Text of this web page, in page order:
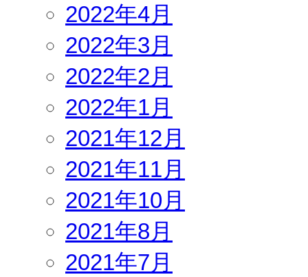
2022年4月
2022年3月
2022年2月
2022年1月
2021年12月
2021年11月
2021年10月
2021年8月
2021年7月